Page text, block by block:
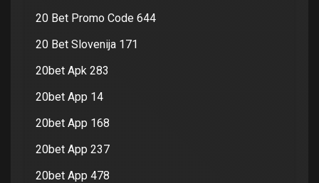
20 Bet Promo Code 644
20 Bet Slovenija 171
20bet Apk 283
20bet App 14
20bet App 168
20bet App 237
20bet App 478